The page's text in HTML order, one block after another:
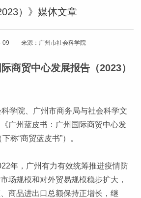
）》媒体文章
09 来源：广州市社会科学院
商贸中心发展报告（2023）
学院、广州市商务局与社会科学文
广州蓝皮书：广州国际商贸中心发
称“商贸蓝皮书”）。
年，广州有力有效统筹推进疫情防
场规模和对外贸易规模稳步扩大，
商品进出口总额保持正增长，继